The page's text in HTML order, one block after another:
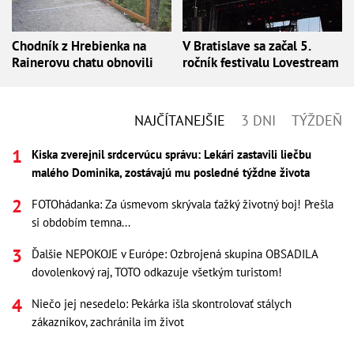
Chodník z Hrebienka na
Rainerovu chatu obnovili
V Bratislave sa začal 5.
ročník festivalu Lovestream
NAJČÍTANEJŠIE 3 DNI TÝŽDEŇ
Kiska zverejnil srdcervúcu správu: Lekári zastavili liečbu
malého Dominika, zostávajú mu posledné týždne života
FOTOhádanka: Za úsmevom skrývala ťažký životný boj! Prešla
si obdobím temna...
Ďalšie NEPOKOJE v Európe: Ozbrojená skupina OBSADILA
dovolenkový raj, TOTO odkazuje všetkým turistom!
Niečo jej nesedelo: Pekárka išla skontrolovať stálych
zákazníkov, zachránila im život